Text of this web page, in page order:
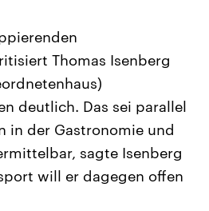
6.
aus
Berichte
USA
Aktuelle Beiträge,
Hintergründe
Wirtschaftlich und
gehören die Vereinigten
den mächtigsten Ländern
mit großem Einfluss auf
aktuelle Weltgeschehen.
Thomas Isenberg
deutlich. Das sei parallel
in der Gastronomie und
sagte Isenberg
will er dagegen offen